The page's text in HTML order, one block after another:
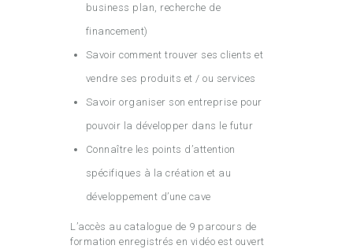
business plan, recherche de
financement)
Savoir comment trouver ses clients et
vendre ses produits et / ou services
Savoir organiser son entreprise pour
pouvoir la développer dans le futur
Connaître les points d’attention
spécifiques à la création et au
développement d’une cave
L’accès au catalogue de 9 parcours de
formation enregistrés en vidéo est ouvert